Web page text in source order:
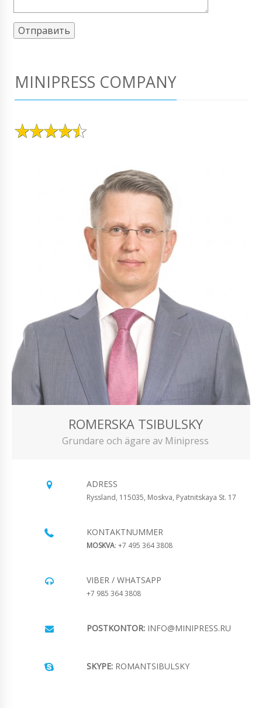
MINIPRESS COMPANY
ROMERSKA TSIBULSKY
Grundare och ägare av Minipress
ADRESS
Ryssland, 115035, Moskva, Pyatnitskaya St. 17
KONTAKTNUMMER
MOSKVA: +7 495 364 3808
VIBER / WHATSAPP
+7 985 364 3808
POSTKONTOR: INFO@MINIPRESS.RU
SKYPE: ROMANTSIBULSKY